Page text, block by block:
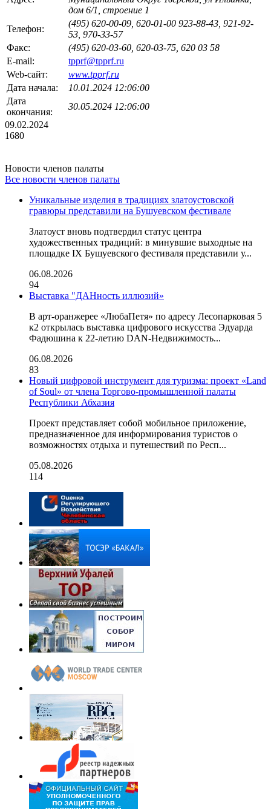
дом 6/1, строение 1
Телефон:
(495) 620-00-09, 620-01-00 923-88-43, 921-92-
53, 970-33-57
Факс:
(495) 620-03-60, 620-03-75, 620 03 58
E-mail:
tpprf@tpprf.ru
Web-сайт:
www.tpprf.ru
Дата начала:
10.01.2024 12:06:00
Дата
окончания:
30.05.2024 12:06:00
09.02.2024
1680
Новости членов палаты
Все новости членов палаты
Уникальные изделия в традициях златоустовской
гравюры представили на Бушуевском фестивале
Златоуст вновь подтвердил статус центра
художественных традиций: в минувшие выходные на
площадке IX Бушуевского фестиваля представили у...
06.08.2026
94
Выставка "ДАНность иллюзий»
В арт-оранжерее «ЛюбаПетя» по адресу Лесопарковая 5
к2 открылась выставка цифрового искусства Эдуарда
Фадюшина к 22-летию DAN-Недвижимость...
06.08.2026
83
Новый цифровой инструмент для туризма: проект «Land
of Soul» от члена Торгово-промышленной палаты
Республики Абхазия
Проект представляет собой мобильное приложение,
предназначенное для информирования туристов о
возможностях отдыха и путешествий по Респ...
05.08.2026
114